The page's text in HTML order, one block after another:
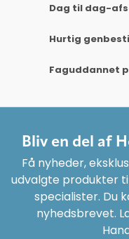
Dag til dag-
Hurtig
Faguddannet
Bliv en del af
Få nyheder,
udvalgte produkter
specialister. Du
nyhedsbrevet.